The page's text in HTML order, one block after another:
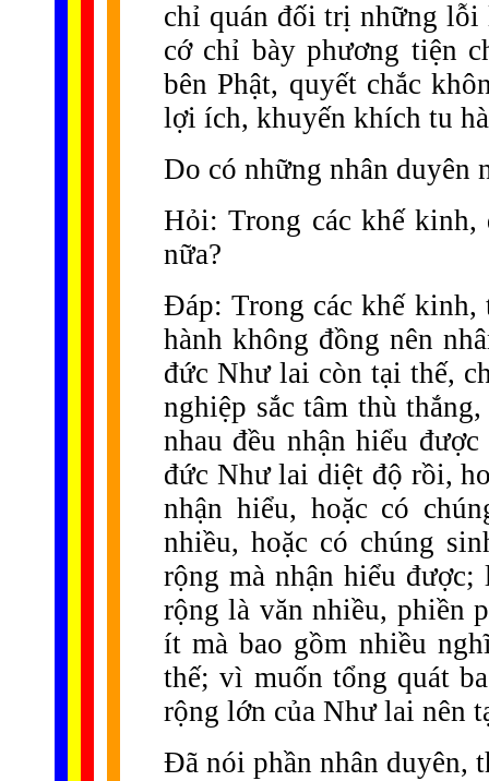
chỉ quán đối trị những lỗi
cớ chỉ bày phương tiện
bên Phật, quyết chắc
lợi ích, khuyến khích tu
Do có những nhân duyên
Hỏi: Trong các khế
nữa?
Đáp: Trong các khế kinh,
hành không đồng nên
đức Như lai còn tại thế,
nghiệp sắc tâm thù
nhau đều nhận hiểu
đức Như lai diệt độ rồi,
nhận hiểu, hoặc có
nhiều, hoặc có chúng
rộng mà nhận hiểu
rộng là văn nhiều, phiền
ít mà bao gồm nhiều
thế; vì muốn tổng quát
rộng lớn của Như lai nên
Đã nói phần nhân duyên,